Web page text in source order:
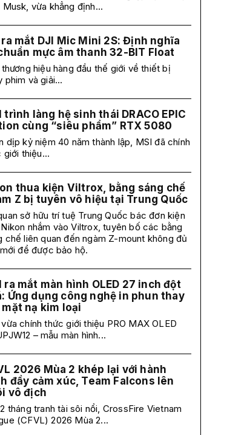
Musk, vừa khẳng định...
ra mắt DJI Mic Mini 2S: Định nghĩa
mực âm thanh 32-BIT Float
thương hiệu hàng đầu thế giới về thiết bị
phim và giải...
trình làng hệ sinh thái DRACO EPIC
cùng “siêu phẩm” RTX 5080
dịp kỷ niệm 40 năm thành lập, MSI đã chính
giới thiệu...
thua kiện Viltrox, bằng sáng chế
Z bị tuyên vô hiệu tại Trung Quốc
sở hữu trí tuệ Trung Quốc bác đơn kiện
nhắm vào Viltrox, tuyên bố các bằng
chế liên quan đến ngàm Z-mount không đủ
để được bảo hộ.
ra mắt màn hình OLED 27 inch đột
Ứng dụng công nghệ in phun thay
nạ kim loại
vừa chính thức giới thiệu PRO MAX OLED
– mẫu màn hình...
2026 Mùa 2 khép lại với hành
đầy cảm xúc, Team Falcons lên
vô địch
tháng tranh tài sôi nổi, CrossFire Vietnam
(CFVL) 2026 Mùa 2...